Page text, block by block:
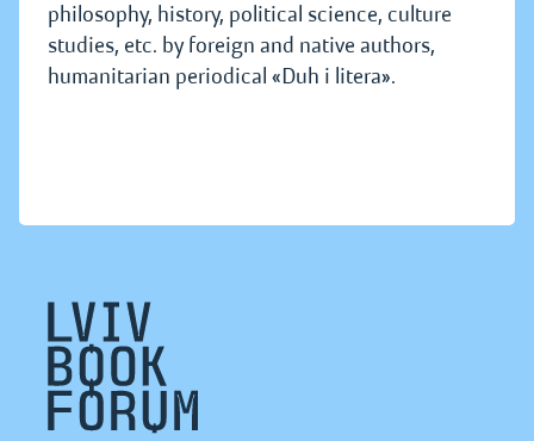
philosophy, history, political science, culture
studies, etc. by foreign and native authors,
humanitarian periodical «Duh i litera».